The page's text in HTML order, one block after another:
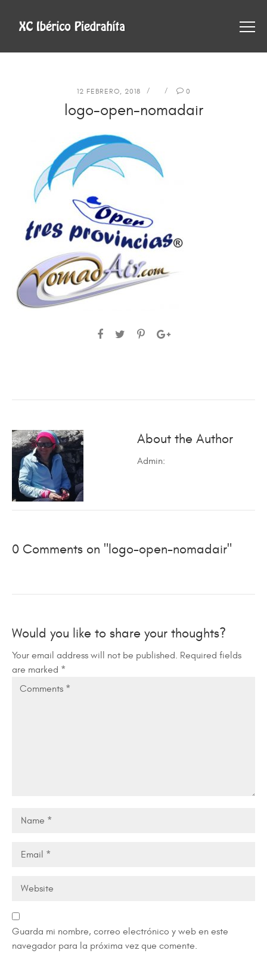
12 FEBRERO, 2018 0
logo-open-nomadair
About the Author
Admin:
0 Comments on "logo-open-nomadair"
Would you like to share your thoughts?
Your email address will not be published. Required fields
are marked *
Guarda mi nombre, correo electrónico y web en este
navegador para la próxima vez que comente.